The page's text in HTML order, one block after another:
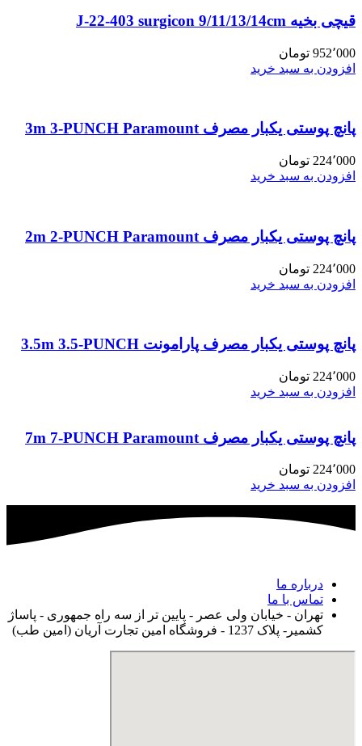
قیچی بخیه J-22-403 surgicon 9/11/13/14cm
952٬000 تومان
افزودن به سبد خرید
پانچ پوستی یکبار مصرف 3m 3-PUNCH Paramount
224٬000 تومان
افزودن به سبد خرید
پانچ پوستی یکبار مصرف 2m 2-PUNCH Paramount
224٬000 تومان
افزودن به سبد خرید
پانچ پوستی یکبار مصرف پارامونت 3.5m 3.5-PUNCH
224٬000 تومان
افزودن به سبد خرید
پانچ پوستی یکبار مصرف 7m 7-PUNCH Paramount
224٬000 تومان
افزودن به سبد خرید
درباره ما
تماس با ما
تهران - خیابان ولی عصر - پایین تر از سه راه جمهوری - پاساژ
کشمیر- پلاک 1237 - فروشگاه امین تجارت آریان (امین طب)